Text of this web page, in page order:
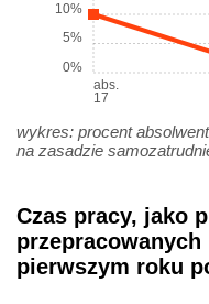
abs.
17
0%
5%
10%
wykres: procent
na zasadzie
Czas pracy, jako
pierwszym roku